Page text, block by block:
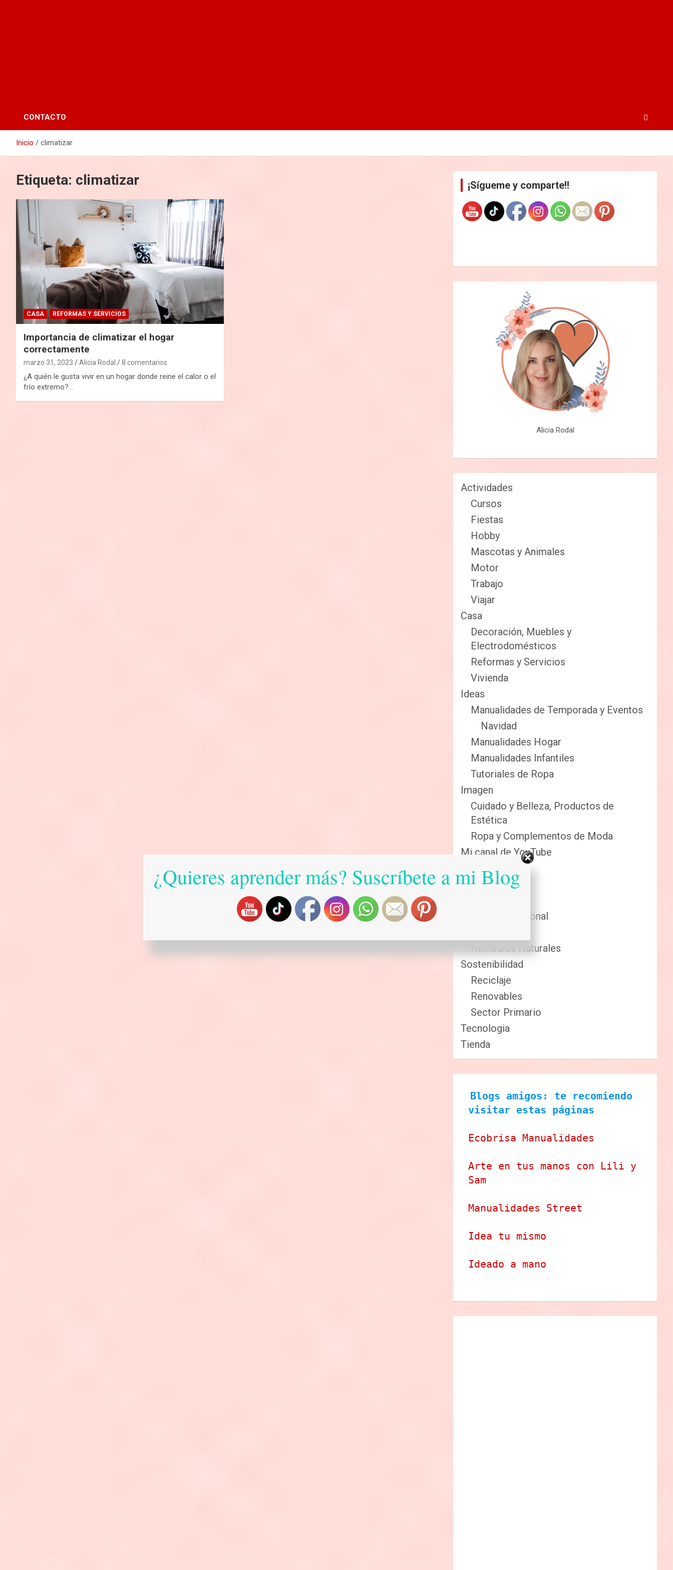
CONTACTO
Inicio climatizar
Etiqueta: climatizar
CASA REFORMAS Y SERVICIOS
Importancia de climatizar el hogar
correctamente
marzo 31, 2023 Alicia Rodal 8 comentarios
¿A quién le gusta vivir en un hogar donde reine el calor o el
frío extremo?…
¡Sígueme y comparte!!
Alicia Rodal
Actividades
Cursos
Fiestas
Hobby
Mascotas y Animales
Motor
Trabajo
Viajar
Casa
Decoración, Muebles y
Electrodomésticos
Reformas y Servicios
Vivienda
Ideas
Manualidades de Temporada y Eventos
Navidad
Manualidades Hogar
Manualidades Infantiles
Tutoriales de Ropa
Imagen
Cuidado y Belleza, Productos de
Estética
Ropa y Complementos de Moda
Mi canal de YouTube
Sabias que…
Salud
Cuidado Personal
Remedios Naturales
Sostenibilidad
Reciclaje
Renovables
Sector Primario
Tecnologia
Tienda
Blogs amigos: te recomiendo
visitar estas páginas
Ecobrisa Manualidades
Arte en tus manos con Lili y
Sam
Manualidades Street
Idea tu mismo
Ideado a mano
¿Quieres aprender más? Suscríbete a mi Blog